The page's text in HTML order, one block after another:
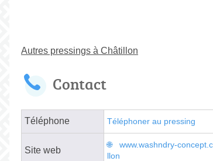
Autres pressings à Châtillon
Contact
Téléphone Téléphoner au pressing
Site web
www.washndry-
llon